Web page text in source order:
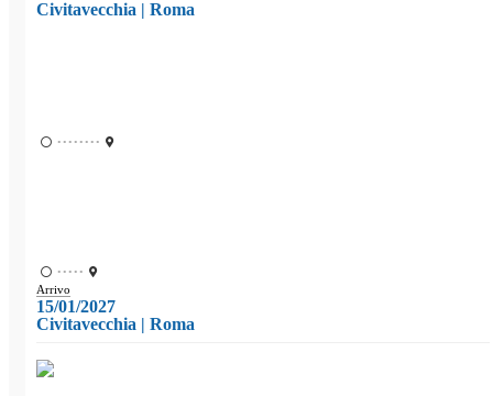
Civitavecchia | Roma
••••••••
•••••
Arrivo
15/01/2027
Civitavecchia | Roma